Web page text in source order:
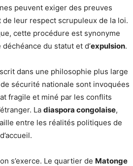
peuvent exiger des preuves
leur respect scrupuleux de la loi.
cette procédure est synonyme
du statut et d’expulsion.
dans une philosophie plus large
sécurité nationale sont invoquées
fragile et miné par les conflits
La diaspora congolaise,
entre les réalités politiques de
s’exerce. Le quartier de Matonge